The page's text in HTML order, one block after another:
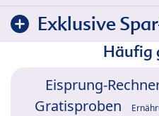
Exklusive
Häufig
Eisprung-
Gratisproben